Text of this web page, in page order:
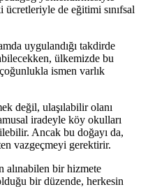
de eğitimi sınıfsal
uygulandığı takdirde
ülkemizde bu
ismen varlık
değil, ulaşılabilir olanı
iradeyle köy okulları
Ancak bu doğayı da,
vazgeçmeyi gerektirir.
alınabilen bir hizmete
bir düzende, herkesin